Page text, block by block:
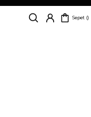
Sepet